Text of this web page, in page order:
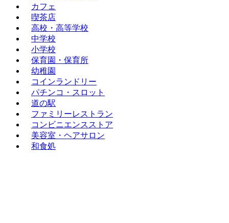
カフェ
喫茶店
高校・高等学校
中学校
小学校
保育園・保育所
幼稚園
コインランドリー
パチンコ・スロット
道の駅
ファミリーレストラン
コンビニエンスストア
美容室・ヘアサロン
和食処